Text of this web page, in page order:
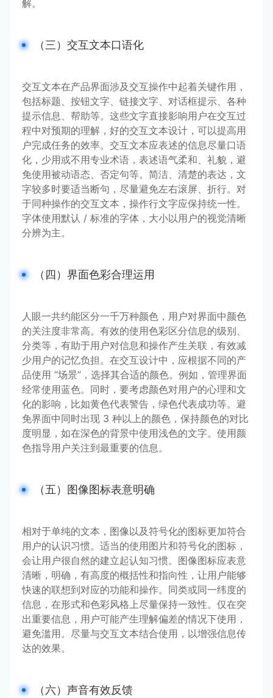
解。
（三）交互文本口语化
交互文本在产品界面涉及交互操作中起着关键作用，
包括标题、按钮文字、链接文字、对话框提示、各种
提示信息、帮助等。这些文字直接影响用户在交互过
程中对预期的理解，好的交互文本设计，可以提高用
户完成任务的效率。交互文本应表述的信息尽量口语
化，少用或不用专业术语，表述语气柔和、礼貌，避
免使用被动语态、否定句等。简洁、清楚的表达，文
字较多时要适当断句，尽量避免左右滚屏、折行。对
于同种操作的交互文本，操作行文字应保持统一性。
字体使用默认 / 标准的字体，大小以用户的视觉清晰
分辨为主。
（四）界面色彩合理运用
人眼一共约能区分一千万种颜色，用户对界面中颜色
的关注度非常高。有效的使用色彩区分信息的级别、
分类等，有助于用户对信息和操作产生关联，有效减
少用户的记忆负担。在交互设计中，应根据不同的产
品使用 “场景”，选择其合适的颜色。例如，管理界面
经常使用蓝色。同时，要考虑颜色对用户的心理和文
化的影响，比如黄色代表警告，绿色代表成功等。避
免界面中同时出现 3 种以上的颜色，保持颜色的对比
度明显，如在深色的背景中使用浅色的文字。使用颜
色指导用户关注到最重要的信息。
（五）图像图标表意明确
相对于单纯的文本，图像以及符号化的图标更加符合
用户的认识习惯。适当的使用图片和符号化的图标，
会让用户很自然的建立起认知习惯。图像图标应表意
清晰，明确，有高度的概括性和指向性，让用户能够
快速的联想到对应的功能和操作。同类或同一纬度的
信息，在形式和色彩风格上尽量保持一致性。仅在突
出重要信息，用户可能产生理解偏差的情况下使用，
避免滥用。尽量与交互文本结合使用，以增强信息传
达的效果。
（六）声音有效反馈